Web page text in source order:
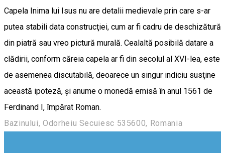
Capela Inima lui Isus nu are detalii medievale prin care s-ar
putea stabili data construcţiei, cum ar fi cadru de deschizătură
din piatră sau vreo pictură murală. Cealaltă posibilă datare a
clădirii, conform căreia capela ar fi din secolul al XVI-lea, este
de asemenea discutabilă, deoarece un singur indiciu susţine
această ipoteză, şi anume o monedă emisă în anul 1561 de
Ferdinand I, împărat Roman.
Bazinului, Odorheiu Secuiesc 535600, Romania